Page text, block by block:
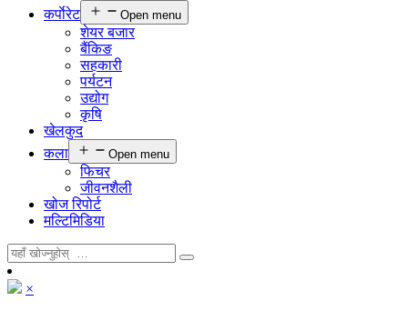
कर्पाेरेट
Open menu
शेयर बजार
बैंकिङ
सहकारी
पर्यटन
उद्योग
कृषि
खेलकुद
कला
Open menu
फिचर
जीवनशैली
खोज रिपोर्ट
मल्टिमिडिया
×